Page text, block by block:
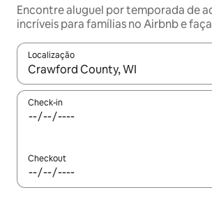
Encontre aluguel por temporada de
incríveis para famílias no Airbnb e
Localização
Quando os resultados estiverem
Check-in
Checkout